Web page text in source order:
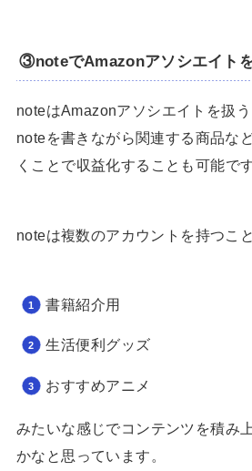
③noteでAmazonアソシエイト
noteはAmazonアソシエイトを扱う
noteを書きながら関連する商品な
くことで収益化することも可能です
noteは複数のアカウントを持つこ
書籍紹介用
生活便利グッズ
おすすめアニメ
みたいな感じでコンテンツを積み
かなと思っています。